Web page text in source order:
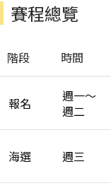
賽程總覽
階段 時間
報名
週一～
週二
海選 週三